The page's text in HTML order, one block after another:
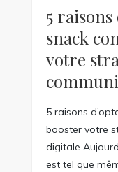
5
snack
votre
5 raisons
booster votre
digitale
est tel que